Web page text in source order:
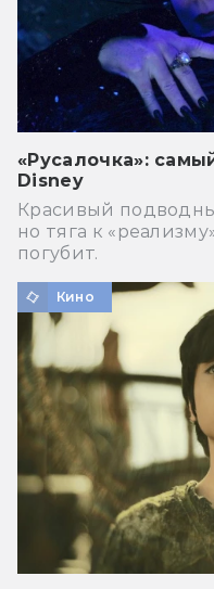
«Русалочка»:
Disney
Красивый
но тяга к
погубит.
Кино